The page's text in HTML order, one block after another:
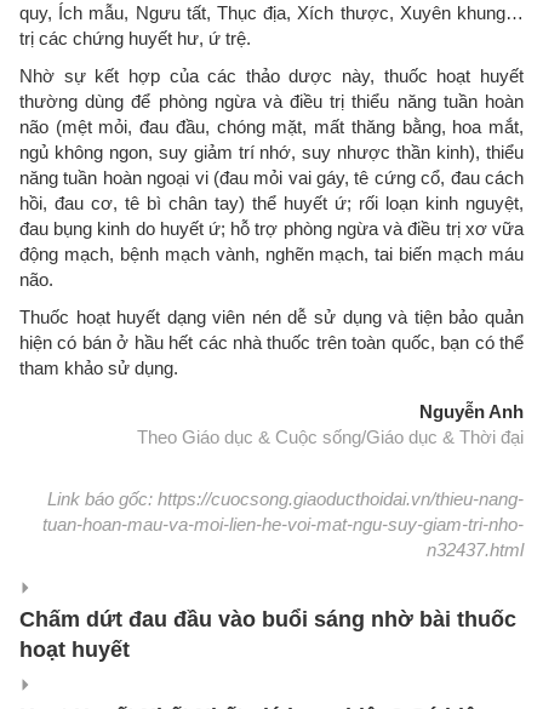
quy, Ích mẫu, Ngưu tất, Thục địa, Xích thược, Xuyên khung…
trị các chứng huyết hư, ứ trệ.
Nhờ sự kết hợp của các thảo dược này, thuốc hoạt huyết
thường dùng để phòng ngừa và điều trị thiểu năng tuần hoàn
não (mệt mỏi, đau đầu, chóng mặt, mất thăng bằng, hoa mắt,
ngủ không ngon, suy giảm trí nhớ, suy nhược thần kinh), thiểu
năng tuần hoàn ngoại vi (đau mỏi vai gáy, tê cứng cổ, đau cách
hồi, đau cơ, tê bì chân tay) thể huyết ứ; rối loạn kinh nguyệt,
đau bụng kinh do huyết ứ; hỗ trợ phòng ngừa và điều trị xơ vữa
động mạch, bệnh mạch vành, nghẽn mạch, tai biến mạch máu
não.
Thuốc hoạt huyết dạng viên nén dễ sử dụng và tiện bảo quản
hiện có bán ở hầu hết các nhà thuốc trên toàn quốc, bạn có thể
tham khảo sử dụng.
Nguyễn Anh
Theo Giáo dục & Cuộc sống/Giáo dục & Thời đại
Link báo gốc: https://cuocsong.giaoducthoidai.vn/thieu-nang-
tuan-hoan-mau-va-moi-lien-he-voi-mat-ngu-suy-giam-tri-nho-
n32437.html
Chấm dứt đau đầu vào buổi sáng nhờ bài thuốc
hoạt huyết